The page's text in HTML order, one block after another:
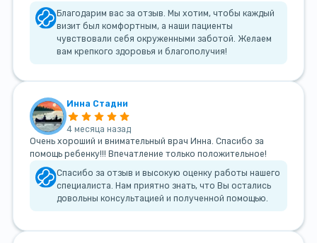
Благодарим вас за отзыв. Мы хотим, чтобы каждый
визит был комфортным, а наши пациенты
чувствовали себя окруженными заботой. Желаем
вам крепкого здоровья и благополучия!
Инна Стадни
4 месяца назад
Очень хороший и внимательный врач Инна. Спасибо за
помощь ребенку!!! Впечатление только положительное!
Спасибо за отзыв и высокую оценку работы нашего
специалиста. Нам приятно знать, что Вы остались
довольны консультацией и полученной помощью.